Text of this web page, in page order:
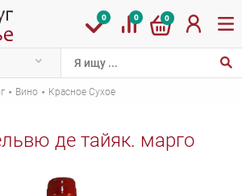
0 0 0
· Вино · Красное Сухое
де тайяк. марго